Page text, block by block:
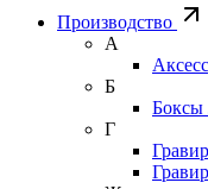
Производство
А
Б
Боксы
Г